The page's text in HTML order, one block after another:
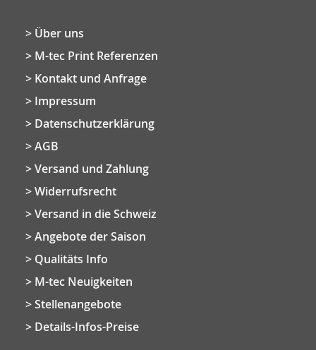
Über uns
M-tec Print Referenzen
Kontakt und Anfrage
Impressum
Datenschutzerklärung
AGB
Versand und Zahlung
Widerrufsrecht
Versand in die Schweiz
Angebote der Saison
Qualitäts Info
M-tec Neuigkeiten
Stellenangebote
Details-Infos-Preise